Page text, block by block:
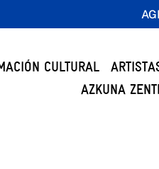
CULTURAL
AZKUNA